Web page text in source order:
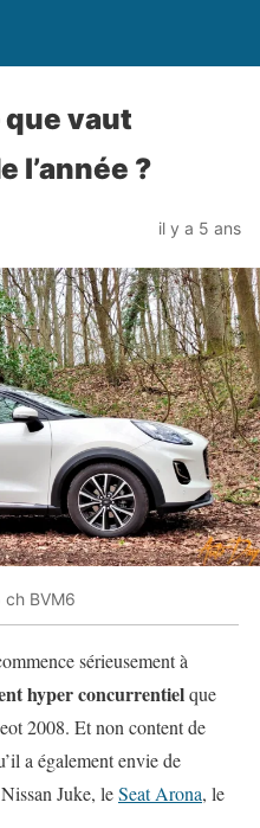
que vaut
l’année ?
il y a 5 ans
ch BVM6
sérieusement à
hyper concurrentielque
2008. Et non content de
a également envie de
Juke, leSeat Arona, le